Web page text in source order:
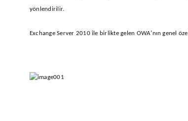
yönlendirilir.
Exchange Server 2010 ile birlikte gelen OWA’nın genel